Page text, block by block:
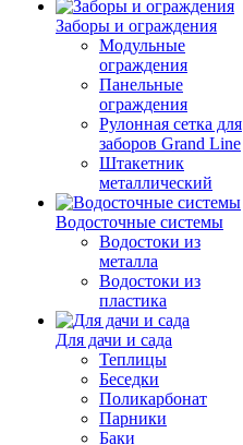
Заборы и ограждения
Модульные
ограждения
Панельные
ограждения
Рулонная сетка для
заборов Grand Line
Штакетник
металлический
Водосточные системы
Водостоки из
металла
Водостоки из
пластика
Для дачи и сада
Теплицы
Беседки
Поликарбонат
Парники
Баки